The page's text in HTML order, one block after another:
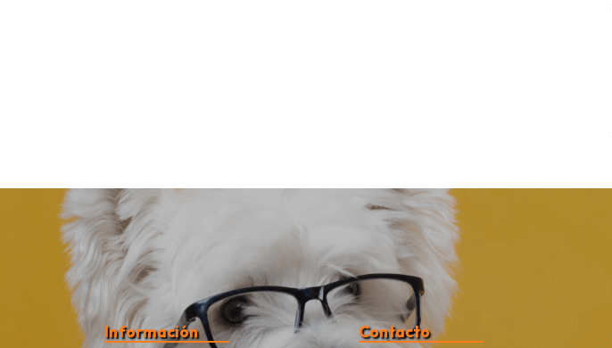
Información Contacto